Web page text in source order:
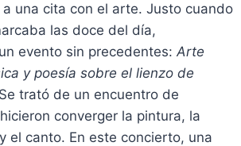
una cita con el arte. Justo cuando
las doce del día,
evento sin precedentes: Arte
y poesía sobre el lienzo de
trató de un encuentro de
converger la pintura, la
el canto. En este concierto, una